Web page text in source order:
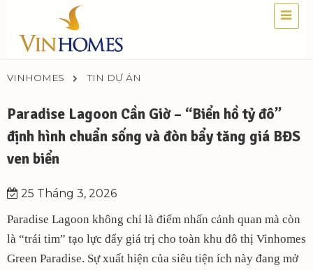
VINHOMES TIN DỰ ÁN
Paradise Lagoon Cần Giờ – “Biển hồ tỷ đô”
định hình chuẩn sống và đòn bẩy tăng giá BĐS
ven biển
25 Tháng 3, 2026
Paradise Lagoon không chỉ là điểm nhấn cảnh quan mà còn
là “trái tim” tạo lực đẩy giá trị cho toàn khu đô thị Vinhomes
Green Paradise. Sự xuất hiện của siêu tiện ích này đang mở